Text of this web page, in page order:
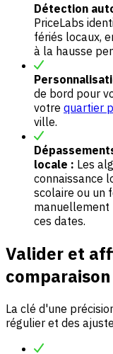
Détection
PriceLabs
fériés locaux,
à la hausse
de bord pour
votre quartier
ville.
locale : Les
connaissance
scolaire ou un
manuellement
ces dates.
Valider et
La clé d'une
régulier et des